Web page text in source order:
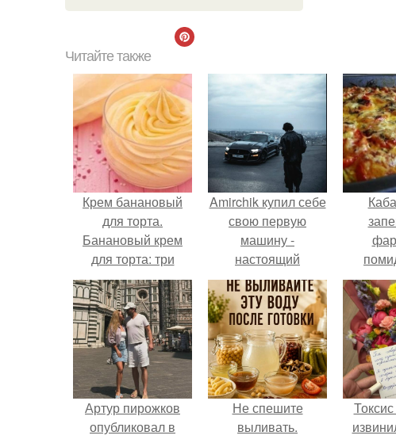
Читайте также
Крем банановый
для торта.
Банановый крем
для торта: три
рецепта как
приготовить.
Amirchik купил себе
свою первую
машину -
настоящий
автомобиль мечты
для многих
автолюбителей.
Артур пирожков
опубликовал в
Не спешите
выливать.